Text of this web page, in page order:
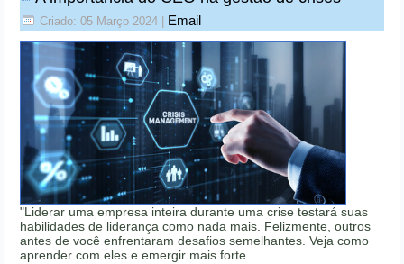
Criado: 05 Março 2024 Email
"Liderar uma empresa inteira durante uma crise testará suas
habilidades de liderança como nada mais. Felizmente, outros
antes de você enfrentaram desafios semelhantes. Veja como
aprender com eles e emergir mais forte.